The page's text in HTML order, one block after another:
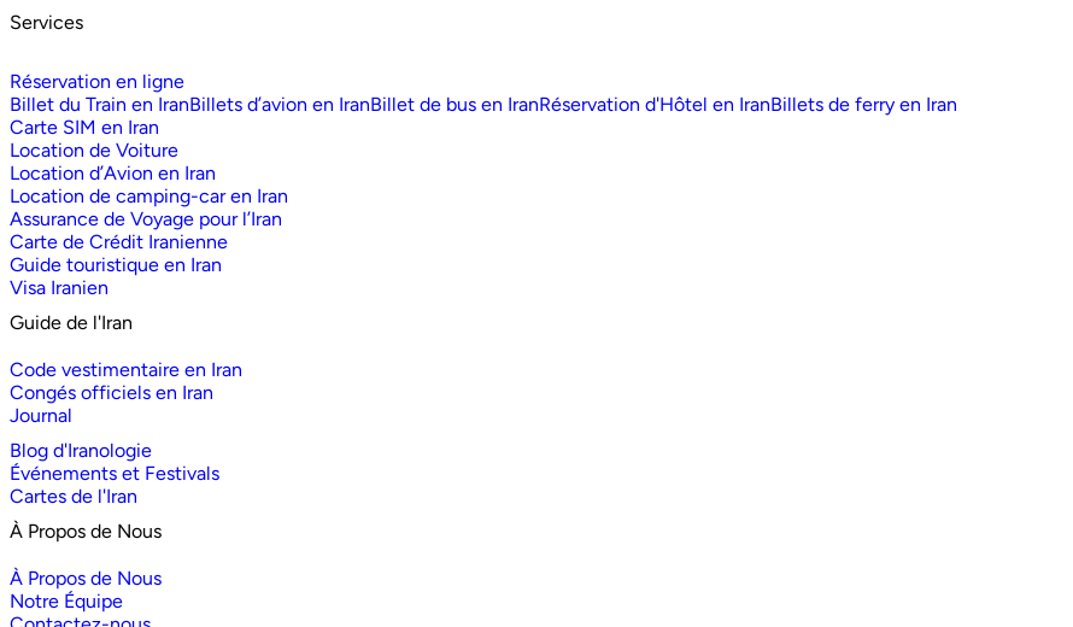
Services
Réservation en ligne
Billet du Train en IranBillets d’avion en IranBillet de bus en IranRéservation d'Hôtel en IranBillets de ferry en Iran
Carte SIM en Iran
Location de Voiture
Location d’Avion en Iran
Location de camping-car en Iran
Assurance de Voyage pour l’Iran
Carte de Crédit Iranienne
Guide touristique en Iran
Visa Iranien
Guide de l'Iran
Code vestimentaire en Iran
Congés officiels en Iran
Journal
Blog d'Iranologie
Événements et Festivals
Cartes de l'Iran
À Propos de Nous
À Propos de Nous
Notre Équipe